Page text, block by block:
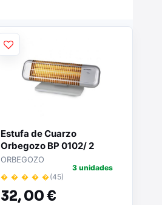
Estufa de Cuarzo
Orbegozo BP 0102/ 2
niveles de potencia/
ORBEGOZO
� � � � �(45)
32,00 €
3 unidades